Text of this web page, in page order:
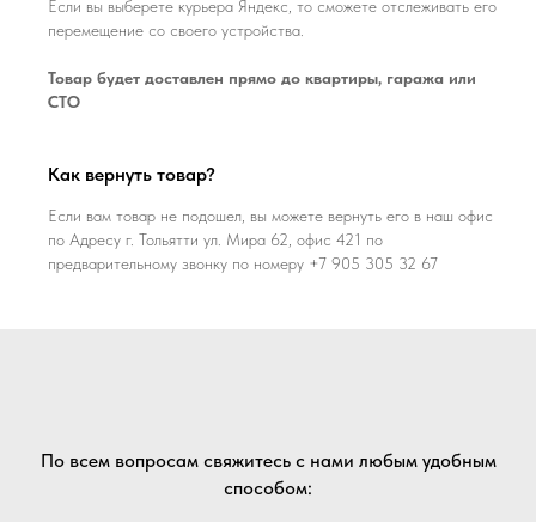
Если вы выберете курьера Яндекс, то сможете отслеживать его
перемещение со своего устройства.
Товар будет доставлен прямо до квартиры, гаража или
СТО
Как вернуть товар?
Если вам товар не подошел, вы можете вернуть его в наш офис
по Адресу г. Тольятти ул. Мира 62, офис 421 по
предварительному звонку по номеру +7 905 305 32 67
По всем вопросам свяжитесь с нами любым удобным
способом: